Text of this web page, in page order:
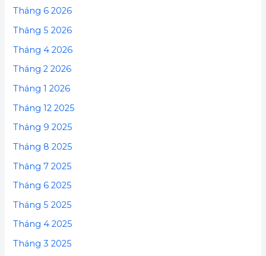
Tháng 6 2026
Tháng 5 2026
Tháng 4 2026
Tháng 2 2026
Tháng 1 2026
Tháng 12 2025
Tháng 9 2025
Tháng 8 2025
Tháng 7 2025
Tháng 6 2025
Tháng 5 2025
Tháng 4 2025
Tháng 3 2025